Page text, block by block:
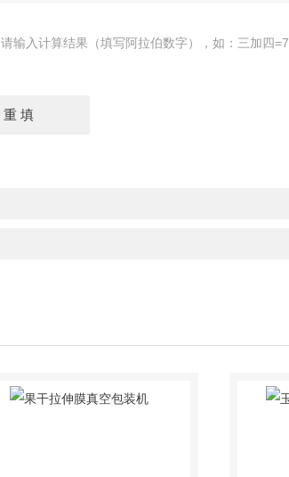
请输入计算结果（填写阿拉伯数字），如：三加四=7